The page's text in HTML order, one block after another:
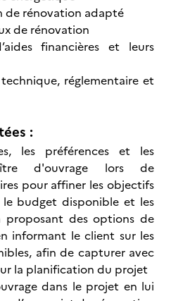
de rénovation adapté
de rénovation
financières et leurs
réglementaire et
:
les préférences et les
d'ouvrage lors de
pour affiner les objectifs
budget disponible et les
proposant des options de
informant le client sur les
afin de capturer avec
la planification du projet
dans le projet en lui